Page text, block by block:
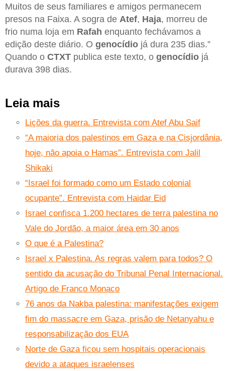
Muitos de seus familiares e amigos permanecem
presos na Faixa. A sogra de Atef, Haja, morreu de
frio numa loja em Rafah enquanto fechávamos a
edição deste diário. O genocídio já dura 235 dias.”
Quando o CTXT publica este texto, o genocídio já
durava 398 dias.
Leia mais
Lições da guerra. Entrevista com Atef Abu Saif
“A maioria dos palestinos em Gaza e na Cisjordânia,
hoje, não apoia o Hamas”. Entrevista com Jalil
Shikaki
“Israel foi formado como um Estado colonial
ocupante”. Entrevista com Haidar Eid
Israel confisca 1.200 hectares de terra palestina no
Vale do Jordão, a maior área em 30 anos
O que é a Palestina?
Israel x Palestina. As regras valem para todos? O
sentido da acusação do Tribunal Penal Internacional.
Artigo de Franco Monaco
76 anos da Nakba palestina: manifestações exigem
fim do massacre em Gaza, prisão de Netanyahu e
responsabilização dos EUA
Norte de Gaza ficou sem hospitais operacionais
devido a ataques israelenses